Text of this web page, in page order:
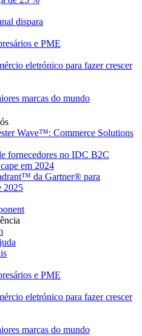
dispara
e PME
eletrónico para fazer crescer
marcas do mundo
Wave™: Commerce Solutions
fornecedores no IDC B2C
em 2024
da Gartner® para
2025
e PME
eletrónico para fazer crescer
marcas do mundo